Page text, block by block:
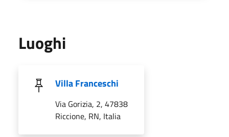
Luoghi
Villa Franceschi
Via Gorizia, 2, 47838
Riccione, RN, Italia